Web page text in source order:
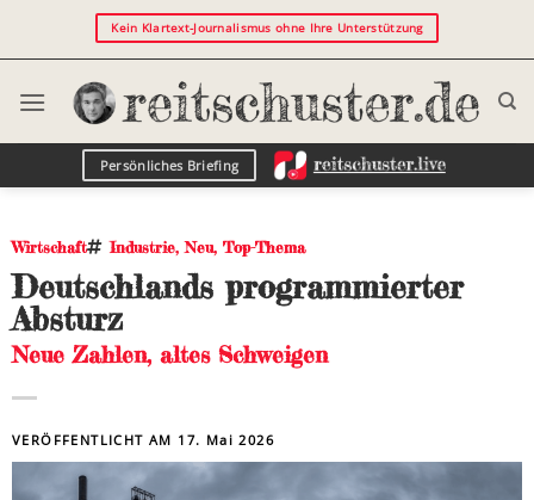
Kein Klartext-Journalismus ohne Ihre Unterstützung
Persönliches Briefing
Wirtschaft Industrie,Neu, Top-Thema
Deutschlands programmierter
Absturz
Neue Zahlen, altes Schweigen
VERÖFFENTLICHT AM 17. Mai 2026